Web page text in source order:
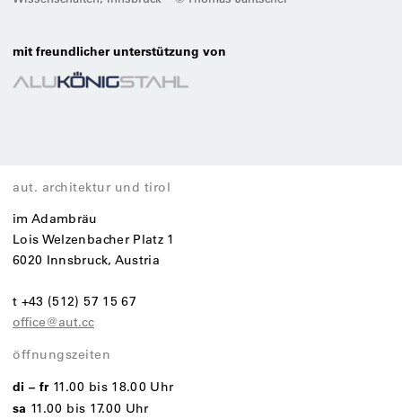
mit freundlicher unterstützung von
aut. architektur und tirol
im Adambräu
Lois Welzenbacher Platz 1
6020 Innsbruck, Austria
t +43 (512) 57 15 67
office@aut.cc
öffnungszeiten
di – fr 11.00 bis 18.00 Uhr
sa 11.00 bis 17.00 Uhr